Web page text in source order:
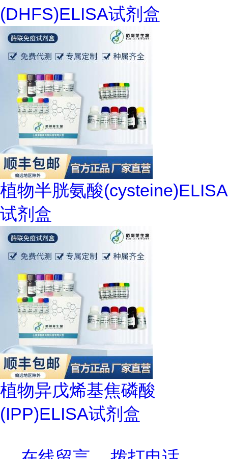
(DHFS)ELISA试剂盒
植物半胱氨酸(cysteine)ELISA
试剂盒
植物异戊烯基焦磷酸
(IPP)ELISA试剂盒